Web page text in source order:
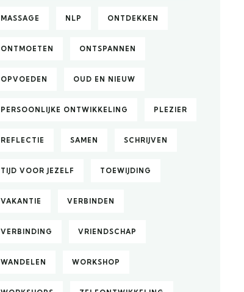
MASSAGE NLP ONTDEKKEN
ONTMOETEN ONTSPANNEN
OPVOEDEN OUD EN NIEUW
PERSOONLIJKE ONTWIKKELING PLEZIER
REFLECTIE SAMEN SCHRIJVEN
TIJD VOOR JEZELF TOEWIJDING
VAKANTIE VERBINDEN
VERBINDING VRIENDSCHAP
WANDELEN WORKSHOP